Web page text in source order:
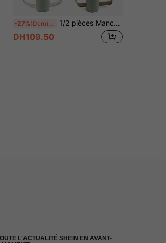
-27% Derniers 3 jours 1/2 pièces Manchon de bouteille d'eau en PU, porte-bouteille d'eau portable, 40 oz, convient pour les accessoires de tasse, bandoulière réglable, cordon pour bouteille d'eau, accessoires de tasse (noir/blanc/rose/bordeaux), beau cadeau, cadeau pour la fête des mères
DH109.50
L'ACTUALITÉ SHEIN EN AVANT-